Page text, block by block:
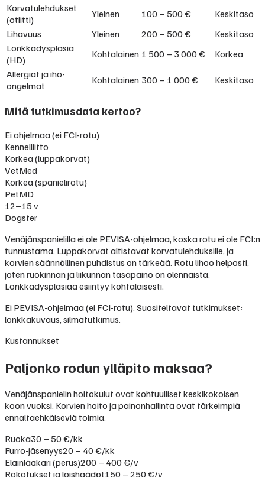
Korvatulehdukset
(otiitti)
Yleinen 100 – 500 €
Keskitaso
Lihavuus
Yleinen 200 – 500 €
Keskitaso
Lonkkadysplasia
(HD)
Kohtalainen 1 500 – 3 000 €
Korkea
Allergiat ja iho-
ongelmat
Kohtalainen 300 – 1 000 € Keskitaso
Mitä tutkimusdata kertoo?
Ei ohjelmaa (ei FCI-rotu)
Kennelliitto
Korkea (luppakorvat)
VetMed
Korkea (spanielirotu)
PetMD
12–15 v
Dogster
Venäjänspanielilla ei ole PEVISA-ohjelmaa, koska rotu ei ole FCI:n
tunnustama. Luppakorvat altistavat korvatulehduksille, ja
korvien säännöllinen puhdistus on tärkeää. Rotu lihoo helposti,
joten ruokinnan ja liikunnan tasapaino on olennaista.
Lonkkadysplasiaa esiintyy kohtalaisesti.
Ei PEVISA-ohjelmaa (ei FCI-rotu). Suositeltavat tutkimukset:
lonkkakuvaus, silmätutkimus.
Kustannukset
Paljonko rodun ylläpito maksaa?
Venäjänspanielin hoitokulut ovat kohtuulliset keskikokoisen
koon vuoksi. Korvien hoito ja painonhallinta ovat tärkeimpiä
ennaltaehkäiseviä toimia.
Ruoka30 – 50 €/kk
Furro-jäsenyys20 – 40 €/kk
Eläinlääkäri (perus)200 – 400 €/v
Rokotukset ja loishäädöt150 – 250 €/v